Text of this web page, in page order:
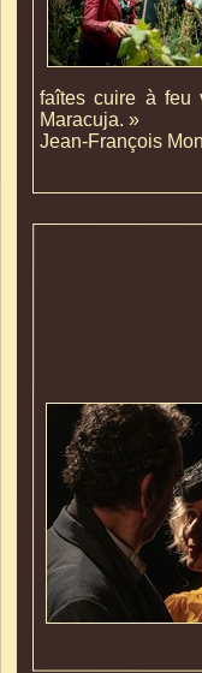
faîtes cuire à feu
Maracuja. »
Jean-François
Durée du